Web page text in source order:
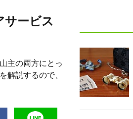
サービス
主の両方にとっ
解説するので、